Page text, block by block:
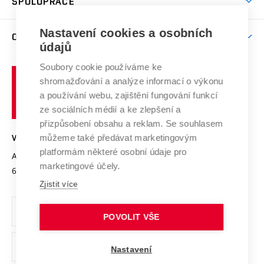
Brno
Celoživotní vzdělávání
E-přihláška
Závěrečné práce
Doktorské studium
Studium bez bariér
Podpora podnikání
Mezinárodní vědecká rada
Systém zajišťování kvality výzkumu
Výzkumné infrastruktury
Transfer znalostí
Open Science
Projekty
Projekty ze strukturálních fondů
Specifický výzkum
Zahraniční spolupráce
Spolupráce se školami
Služby univerzity
Mezinárodní dohody
Univerzitní sítě
O UNIVERZITĚ
Profil univerzity
Udržitelná univerzita
Podnikavá univerzita / ContriBUTe
Bezpečná univerzita
Vyznamenání
Organizační struktura
Ochrana osobních údajů
odkaz)
učení
technické
VYSOKÉ UČENÍ TECHNICKÉ V BRNĚ
Antonínská 548/1
602 00 Brno
www.vut.cz
vut@vutbr.cz
Nastavení cookies a osobních
údajů
Soubory cookie používáme ke
shromažďování a analýze informací o výkonu
a používání webu, zajištění fungování funkcí
ze sociálních médií a ke zlepšení a
přizpůsobení obsahu a reklam. Se souhlasem
můžeme také předávat marketingovým
platformám některé osobní údaje pro
marketingové účely.
Zjistit více
POVOLIT VŠE
Nastavení